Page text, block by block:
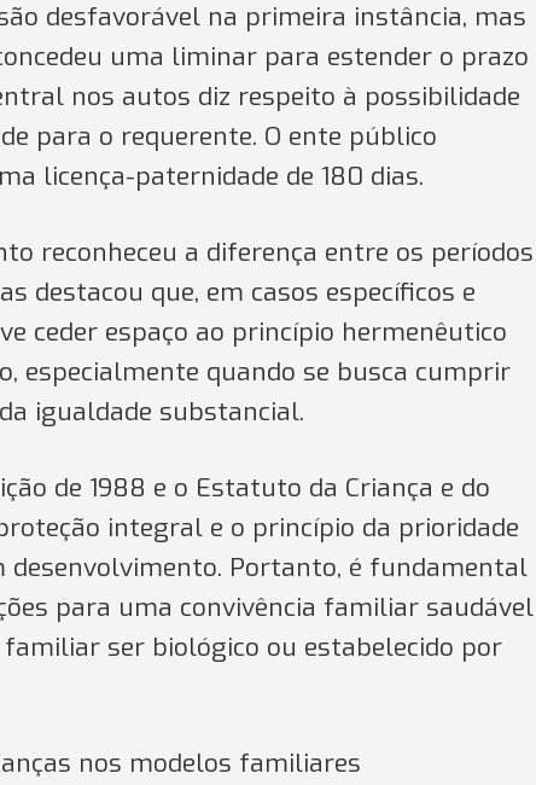
desfavorável na primeira instância, mas
uma liminar para estender o prazo
nos autos diz respeito à possibilidade
para o requerente. O ente público
licença-paternidade de 180 dias.
reconheceu a diferença entre os períodos
destacou que, em casos específicos e
ceder espaço ao princípio hermenêutico
especialmente quando se busca cumprir
igualdade substancial.
de 1988 e o Estatuto da Criança e do
integral e o princípio da prioridade
desenvolvimento. Portanto, é fundamental
para uma convivência familiar saudável
ser biológico ou estabelecido por
nos modelos familiares